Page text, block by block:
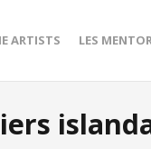
ARTISTS LES